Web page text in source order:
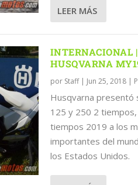
LEER MÁS
INTERNACIONAL
HUSQVARNA
por Staff| Jun 25, 2018|
Husqvarna presentó
125 y 250 2
tiempos 2019 a los
importantes del
los Estados Unidos.